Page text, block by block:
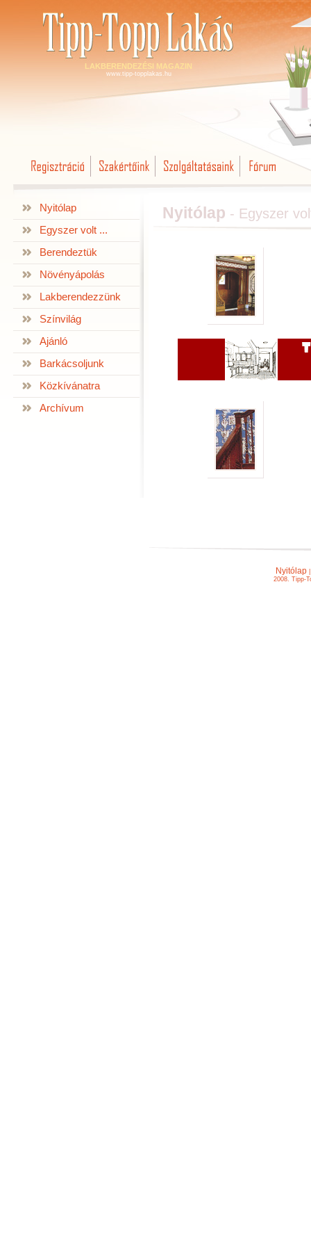
LAKBERENDEZÉSI MAGAZIN
www.tipp-topplakas.hu
Nyitólap
Egyszer volt ...
Berendeztük
Növényápolás
Lakberendezzünk
Színvilág
Ajánló
Barkácsoljunk
Közkívánatra
Archívum
Nyitólap - Egyszer
Nyitólap
2008. Tipp-